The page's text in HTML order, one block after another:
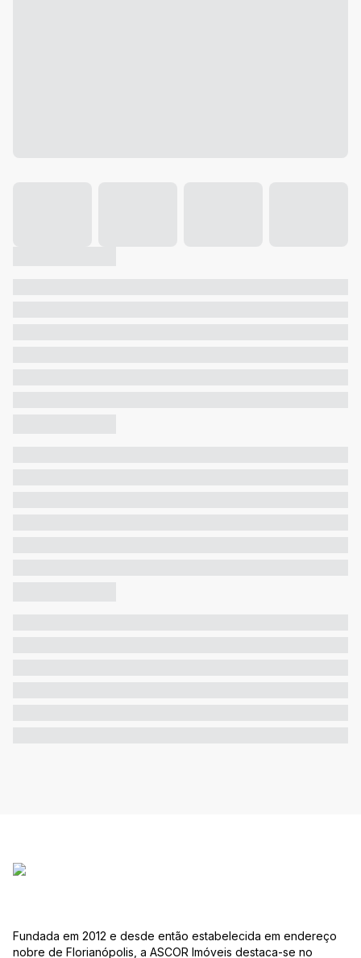
Fundada em 2012 e desde então estabelecida em endereço
nobre de Florianópolis, a ASCOR Imóveis destaca-se no